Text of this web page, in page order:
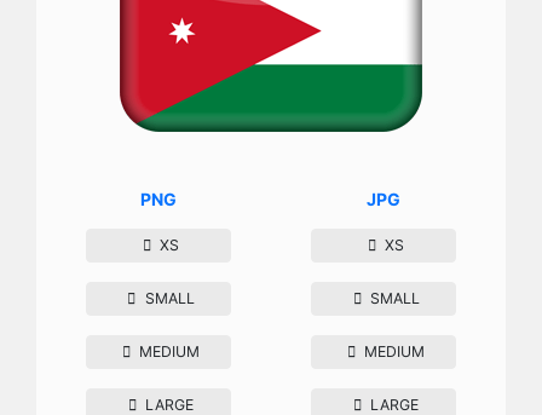
PNG
XS
SMALL
MEDIUM
LARGE
JPG
XS
SMALL
MEDIUM
LARGE